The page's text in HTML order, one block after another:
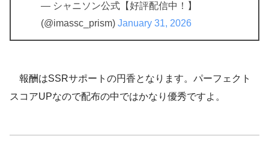
— シャニソン公式【好評配信中！】
(@imassc_prism) January 31, 2026
報酬はSSRサポートの円香となります。パーフェクト
スコアUPなので配布の中ではかなり優秀ですよ。